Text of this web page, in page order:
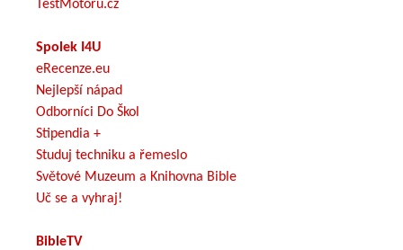
TestMotoru.cz
Spolek I4U
eRecenze.eu
Nejlepší nápad
Odborníci Do Škol
Stipendia +
Studuj techniku a řemeslo
Světové Muzeum a Knihovna Bible
Uč se a vyhraj!
BibleTV